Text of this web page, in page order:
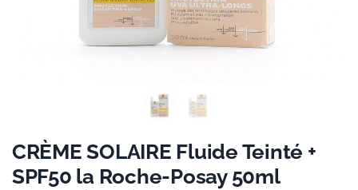
CRÈME SOLAIRE Fluide Teinté +
SPF50 la Roche-Posay 50ml